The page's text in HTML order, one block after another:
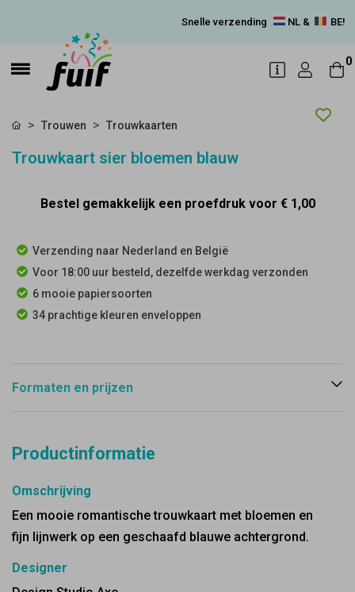
Snelle verzending NL & BE!
0
Trouwen Trouwkaarten
Trouwkaart sier bloemen blauw
Bestel gemakkelijk een proefdruk voor € 1,00
Verzending naar Nederland en België
Voor 18:00 uur besteld, dezelfde werkdag verzonden
6 mooie papiersoorten
34 prachtige kleuren enveloppen
Formaten en prijzen
Productinformatie
Omschrijving
Een mooie romantische trouwkaart met bloemen en
fijn lijnwerk op een geschaafd blauwe achtergrond.
Designer